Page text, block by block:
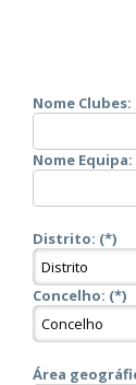
Nome Clubes:
Nome
Distrito: (*)
Concelho: (*)
Área